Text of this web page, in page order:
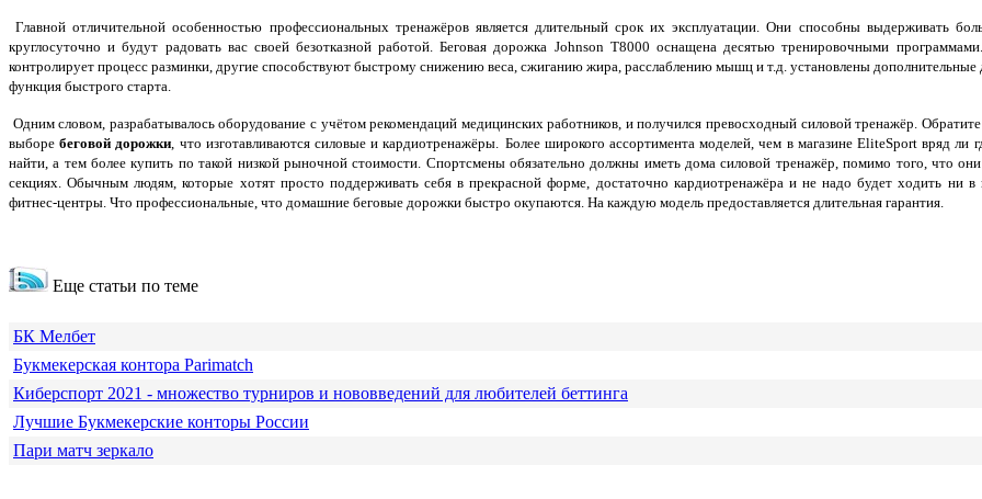
Главной отличительной особенностью профессиональных тренажёров является длительный срок их эксплуатации. Они способны выдерживать
круглосуточно и будут радовать вас своей безотказной работой. Беговая дорожка Johnson T8000 оснащена десятью тренировочными
контролирует процесс разминки, другие способствуют быстрому снижению веса, сжиганию жира, расслаблению мышц и т.д. установлены дополнительные
функция быстрого старта.
Одним словом, разрабатывалось оборудование с учётом рекомендаций медицинских работников, и получился превосходный силовой тренажёр.
выборебеговой дорожки, что изготавливаются силовые и кардиотренажёры. Более широкого ассортимента моделей, чем в магазине EliteSport вряд ли
найти, а тем более купить по такой низкой рыночной стоимости. Спортсмены обязательно должны иметь дома силовой тренажёр, помимо того, что
секциях. Обычным людям, которые хотят просто поддерживать себя в прекрасной форме, достаточно кардиотренажёра и не надо будет ходить ни в
фитнес-центры. Что профессиональные, что домашние беговые дорожки быстро окупаются. На каждую модель предоставляется длительная гарантия.
Еще статьи по теме
БК Мелбет
Букмекерская контора Parimatch
Киберспорт 2021 - множество турниров и нововведений для любителей беттинга
Лучшие Букмекерские конторы России
Пари матч зеркало